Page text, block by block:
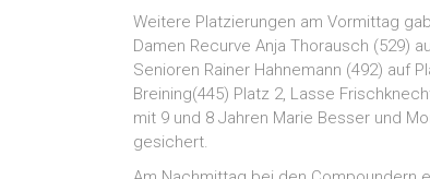
Weitere Platzierungen am Vormittag
Damen Recurve Anja Thorausch (529)
Senioren Rainer Hahnemann (492) auf
Breining(445) Platz 2, Lasse
mit 9 und 8 Jahren Marie Besser und
gesichert.